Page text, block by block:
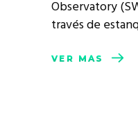
Observatory
través de
VER MÁS